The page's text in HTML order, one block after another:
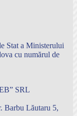
Stat a Ministerului
cu numărul de
SRL
Barbu Lăutaru 5,